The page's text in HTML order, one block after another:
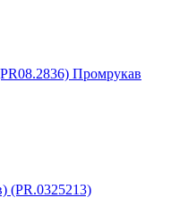
Промрукав
(PR.0325213)